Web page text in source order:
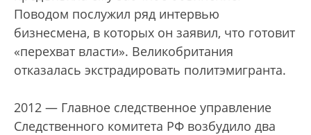
Поводом послужил ряд интервью
бизнесмена, в которых он заявил, что готовит
«перехват власти». Великобритания
отказалась экстрадировать политэмигранта.
2012 — Главное следственное управление
Следственного комитета РФ возбудило два